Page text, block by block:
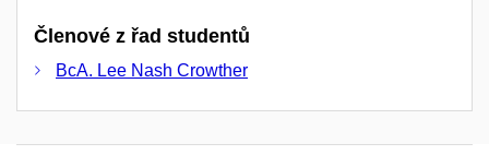
Členové z řad studentů
BcA. Lee Nash Crowther